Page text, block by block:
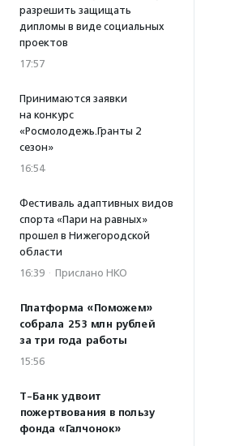
разрешить защищать
дипломы в виде социальных
проектов
17:57
Принимаются заявки
на конкурс
«Росмолодежь.Гранты 2
сезон»
16:54
Фестиваль адаптивных видов
спорта «Пари на равных»
прошел в Нижегородской
области
16:39 · Прислано НКО
Платформа «Поможем»
собрала 253 млн рублей
за три года работы
15:56
Т-Банк удвоит
пожертвования в пользу
фонда «Галчонок»